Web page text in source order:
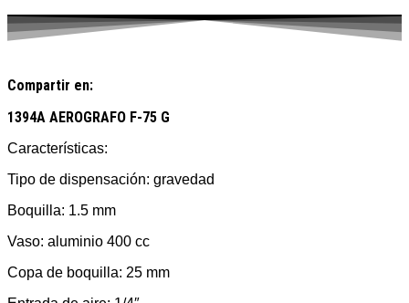
Compartir en:
1394A AEROGRAFO F-75 G
Características:
Tipo de dispensación: gravedad
Boquilla: 1.5 mm
Vaso: aluminio 400 cc
Copa de boquilla: 25 mm